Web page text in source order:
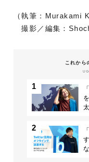
（執筆：
撮影／編集：
これか
1
2